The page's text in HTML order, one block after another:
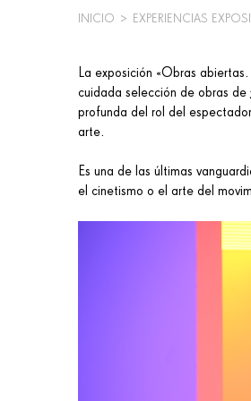
ENLACES
DE
AYUDA
A
LA
INICIO > EXPERIENCIAS
La exposición «Obras
cuidada selección de obras de
profunda del rol del
arte.
Es una de las últimas
el cinetismo o el arte del